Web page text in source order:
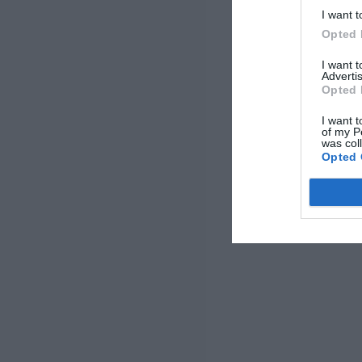
I want
Opted
I want
Opted
I want
of my
was
Opted